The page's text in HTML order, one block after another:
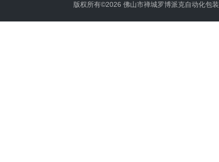
版权所有©2026 佛山市禅城罗博派克自动化